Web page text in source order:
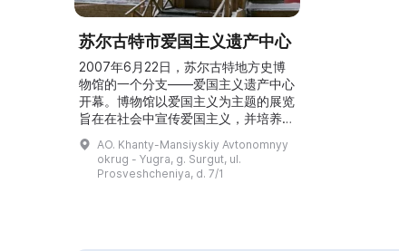
苏尔古特市爱国主义遗产中心
2007年6月22日，苏尔古特地方史博
物馆的一个分支——爱国主义遗产中心
开幕。博物馆以爱国主义为主题的展览
旨在在社会中宣传爱国主义，并培养青
年人的公民意识、宽容和爱国精神。中
心开展关于保护和重建爱国及文化历史
遗产的研究与科普工作。中心还举办展
AO. Khanty-Mansiyskiy Avtonomnyy
okrug - Yugra, g. Surgut, ul.
Prosveshcheniya, d. 7/1